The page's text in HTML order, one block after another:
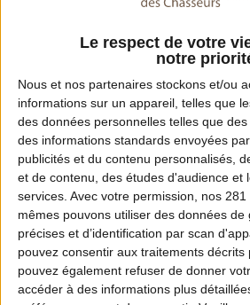
Le respect de votre
notre
Nous et nos partenaires stockons et/ou
informations sur un appareil, telles que
des données personnelles telles que
des informations standards envoyées
publicités et du contenu personnalisés,
et de contenu, des études d'audience et
services. Avec votre permission, nos
mêmes pouvons utiliser des données de
précises et d’identification par scan
pouvez consentir aux traitements décrits
pouvez également refuser de donner
accéder à des informations plus